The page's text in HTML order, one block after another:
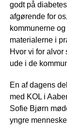
godt på
afgørende for
kommunerne
materialerne i
Hvor vi for alvor
ude i de
En af dagens
med KOL i
Sofie Bjørn
yngre